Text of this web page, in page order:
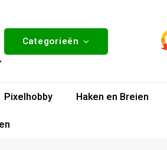
Categorieën
Pixelhobby Haken en Breien